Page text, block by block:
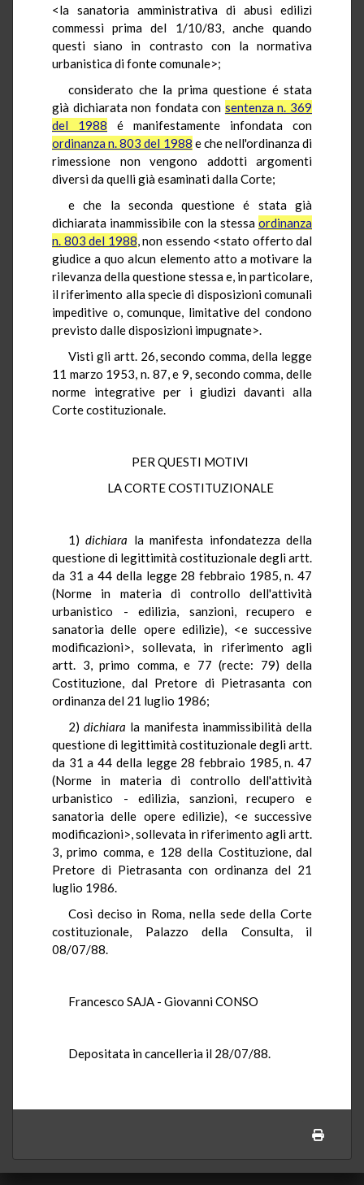
<la sanatoria amministrativa di abusi edilizi
commessi prima del 1/10/83, anche quando
questi siano in contrasto con la normativa
urbanistica di fonte comunale>;
considerato che la prima questione é stata
già dichiarata non fondata con sentenza n. 369
del 1988 é manifestamente infondata con
ordinanza n. 803 del 1988 e che nell'ordinanza di
rimessione non vengono addotti argomenti
diversi da quelli già esaminati dalla Corte;
e che la seconda questione é stata già
dichiarata inammissibile con la stessa ordinanza
n. 803 del 1988, non essendo <stato offerto dal
giudice a quo alcun elemento atto a motivare la
rilevanza della questione stessa e, in particolare,
il riferimento alla specie di disposizioni comunali
impeditive o, comunque, limitative del condono
previsto dalle disposizioni impugnate>.
Visti gli artt. 26, secondo comma, della legge
11 marzo 1953, n. 87, e 9, secondo comma, delle
norme integrative per i giudizi davanti alla
Corte costituzionale.
PER QUESTI MOTIVI
LA CORTE COSTITUZIONALE
1)dichiara la manifesta infondatezza della
questione di legittimità costituzionale degli artt.
da 31 a 44 della legge 28 febbraio 1985, n. 47
(Norme in materia di controllo dell'attività
urbanistico - edilizia, sanzioni, recupero e
sanatoria delle opere edilizie), <e successive
modificazioni>, sollevata, in riferimento agli
artt. 3, primo comma, e 77 (recte: 79) della
Costituzione, dal Pretore di Pietrasanta con
ordinanza del 21 luglio 1986;
2)dichiara la manifesta inammissibilità della
questione di legittimità costituzionale degli artt.
da 31 a 44 della legge 28 febbraio 1985, n. 47
(Norme in materia di controllo dell'attività
urbanistico - edilizia, sanzioni, recupero e
sanatoria delle opere edilizie), <e successive
modificazioni>, sollevata in riferimento agli artt.
3, primo comma, e 128 della Costituzione, dal
Pretore di Pietrasanta con ordinanza del 21
luglio 1986.
Così deciso in Roma, nella sede della Corte
costituzionale, Palazzo della Consulta, il
08/07/88.
Francesco SAJA - Giovanni CONSO
Depositata in cancelleria il 28/07/88.